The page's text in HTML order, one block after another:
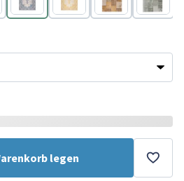
Blau Gelb Gelb Grün
legen